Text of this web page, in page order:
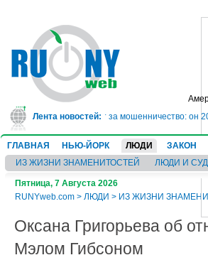
Лента новостей:
в тюрьму на 10 лет за мошенничество: он 20
ГЛАВНАЯ НЬЮ-ЙОРК ЛЮДИ ЗАКОН
ИЗ ЖИЗНИ ЗНАМЕНИТОСТЕЙ
ЛЮДИ И
Пятница, 7 Августа 2026
RUNYweb.com > ЛЮДИ > ИЗ ЖИЗНИ
Оксана Григорьева об
Мэлом Гибсоном